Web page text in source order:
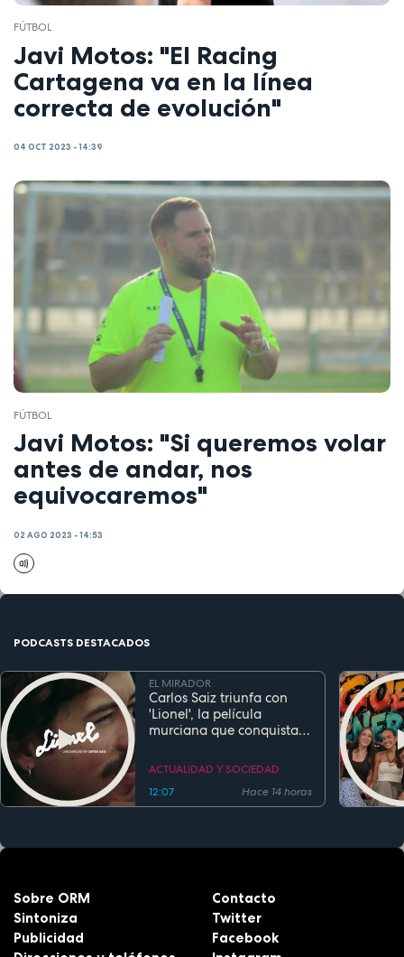
FÚTBOL
Javi Motos: "El Racing
Cartagena va en la línea
correcta de evolución"
04 OCT 2023 - 14:39
FÚTBOL
Javi Motos: "Si queremos volar
antes de andar, nos
equivocaremos"
02 AGO 2023 - 14:53
PODCASTS DESTACADOS
EL MIRADOR
Carlos Saiz triunfa con
'Lionel', la película
murciana que conquista
estreno
ACTUALIDAD Y SOCIEDAD
12:07
Hace 14 horas
Sobre ORM
Sintoniza
Publicidad
Contacto
Twitter
Facebook